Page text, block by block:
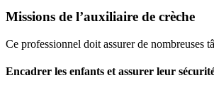
Missions de l’auxiliaire de crèche
Ce professionnel doit assurer de nombreuses
Encadrer les enfants et assurer leur